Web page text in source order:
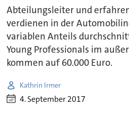
Abteilungsleiter und
verdienen in der
variablen Anteils
Young Professionals im
kommen auf 60.000 Euro.
Kathrin Irmer
4. September 2017